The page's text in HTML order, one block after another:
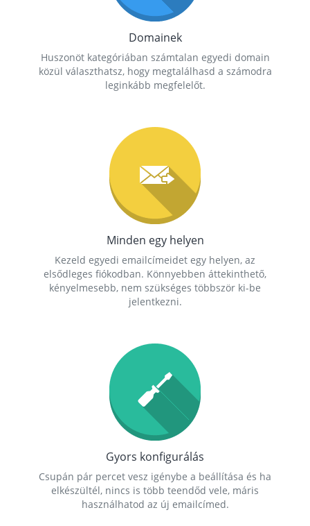
Domainek
Huszonöt kategóriában számtalan egyedi domain
közül választhatsz, hogy megtalálhasd a számodra
leginkább megfelelőt.
Minden egy helyen
Kezeld egyedi emailcímeidet egy helyen, az
elsődleges fiókodban. Könnyebben áttekinthető,
kényelmesebb, nem szükséges többször ki-be
jelentkezni.
Gyors konfigurálás
Csupán pár percet vesz igénybe a beállítása és ha
elkészültél, nincs is több teendőd vele, máris
használhatod az új emailcímed.